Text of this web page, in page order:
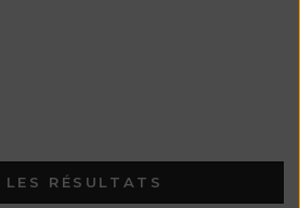
LES RÉSULTATS